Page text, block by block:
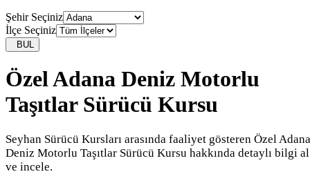
Şehir Seçiniz
İlçe Seçiniz
BUL
Özel Adana Deniz Motorlu
Taşıtlar Sürücü Kursu
Seyhan Sürücü Kursları arasında faaliyet gösteren Özel Adana
Deniz Motorlu Taşıtlar Sürücü Kursu hakkında detaylı bilgi al
ve incele.